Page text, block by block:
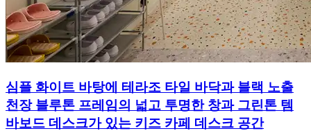
심플 화이트 바탕에 테라조 타일 바닥과 블랙 노출
천장 블루톤 프레임의 넓고 투명한 창과 그린톤 템
바보드 데스크가 있는 키즈 카페 데스크 공간